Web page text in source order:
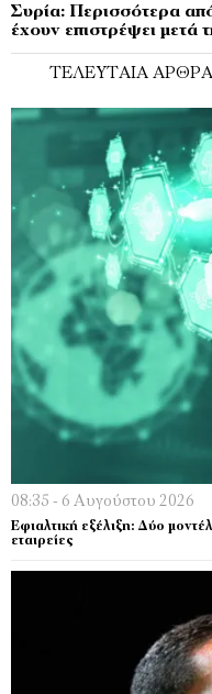
Συρία: Περισσότερα
έχουν επιστρέψει μετά
ΤΕΛΕΥΤΑΊΑ
08:35 - 6 Αυγούστου 2026
Εφιαλτική εξέλιξη: Δύο
εταιρείες